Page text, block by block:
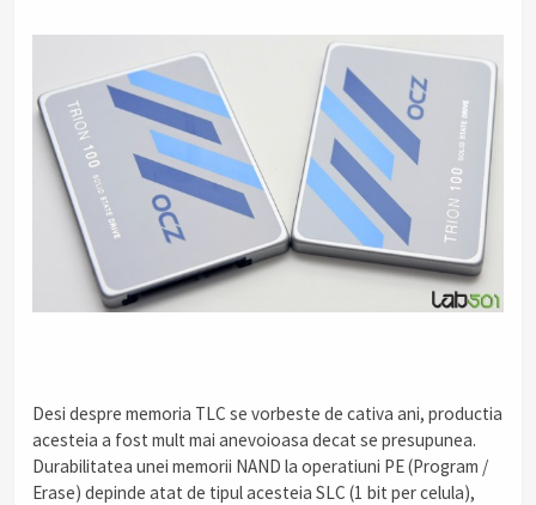
Desi despre memoria TLC se vorbeste de cativa ani, productia
acesteia a fost mult mai anevoioasa decat se presupunea.
Durabilitatea unei memorii NAND la operatiuni PE (Program /
Erase) depinde atat de tipul acesteia SLC (1 bit per celula),